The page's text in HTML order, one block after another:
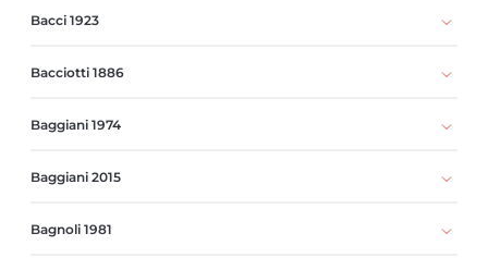
Bacci 1923
Bacciotti 1886
Baggiani 1974
Baggiani 2015
Bagnoli 1981